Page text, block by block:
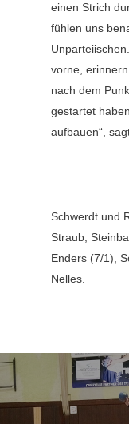
einen Strich
fühlen uns
vorne,
nach dem
gestartet
aufbauen“,
Schwerdt und
Straub,
Enders (7/1),
Nelles.